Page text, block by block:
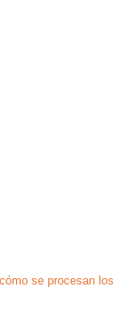
se procesan los